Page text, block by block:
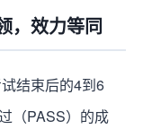
，效力等同
结束后的4到6
（PASS）的成